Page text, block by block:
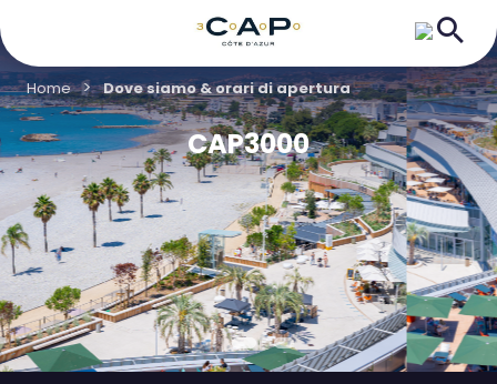
Home Dove siamo & orari di apertura
CAP3000